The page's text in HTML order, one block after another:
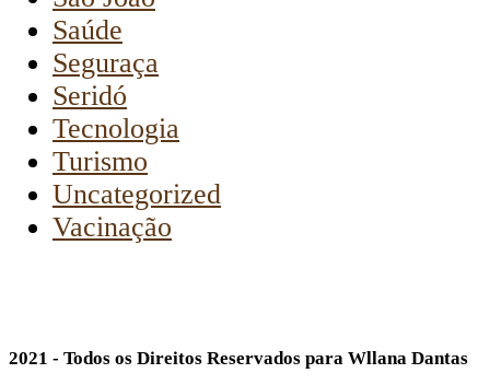
Saúde
Seguraça
Seridó
Tecnologia
Turismo
Uncategorized
Vacinação
2021 - Todos os Direitos Reservados para Wllana Dantas